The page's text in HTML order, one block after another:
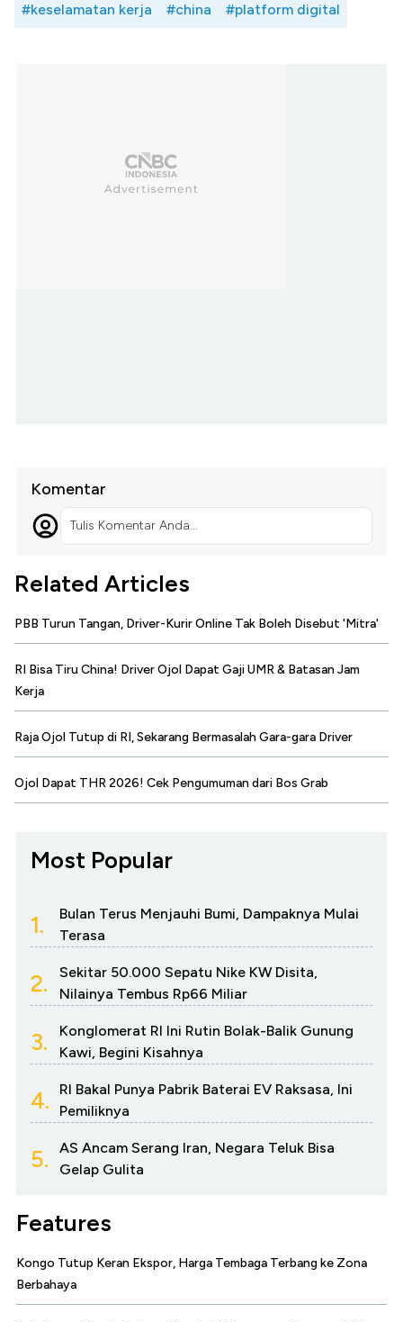
#keselamatan kerja #china #platform digital
Komentar
Tulis Komentar Anda...
Related Articles
PBB Turun Tangan, Driver-Kurir Online Tak Boleh Disebut 'Mitra'
RI Bisa Tiru China! Driver Ojol Dapat Gaji UMR & Batasan Jam
Kerja
Raja Ojol Tutup di RI, Sekarang Bermasalah Gara-gara Driver
Ojol Dapat THR 2026! Cek Pengumuman dari Bos Grab
Most Popular
1.
Bulan Terus Menjauhi Bumi, Dampaknya Mulai
Terasa
2.
Sekitar 50.000 Sepatu Nike KW Disita,
Nilainya Tembus Rp66 Miliar
3.
Konglomerat RI Ini Rutin Bolak-Balik Gunung
Kawi, Begini Kisahnya
4.
RI Bakal Punya Pabrik Baterai EV Raksasa, Ini
Pemiliknya
5.
AS Ancam Serang Iran, Negara Teluk Bisa
Gelap Gulita
Features
Kongo Tutup Keran Ekspor, Harga Tembaga Terbang ke Zona
Berbahaya